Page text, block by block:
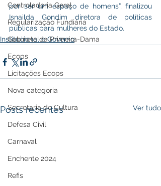
Controladoria Geral
Regularização Fundiária
Gabinete da Primeira-Dama
Ecops
Licitações Ecops
Nova categoria
Secretaria de Cultura
Defesa Civil
Carnaval
Enchente 2024
Refis
por ser um espaço de homens”, finalizou
Isnailda Gondim diretora de políticas
públicas para mulheres do Estado.
Institucional e Governo
Posts recentes Ver tudo